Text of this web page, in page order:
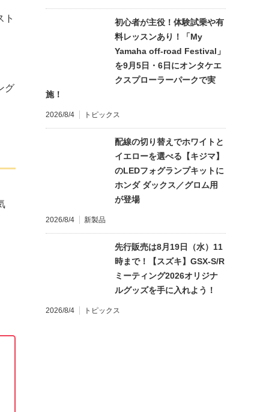
ト
グ
初心者が主役！体験試乗や有
料レッスンあり！「My
Yamaha off-road Festival」
を9月5日・6日にオンタケエ
クスプローラーパークで実
施！
2026/8/4 トピックス
配線の切り替えでホワイトと
イエローを選べる【キジマ】
のLEDフォグランプキットに
ホンダ ダックス／グロム用
が登場
2026/8/4 新製品
先行販売は8月19日（水）11
時まで！【スズキ】GSX-S/R
ミーティング2026オリジナ
ルグッズを手に入れよう！
2026/8/4 トピックス